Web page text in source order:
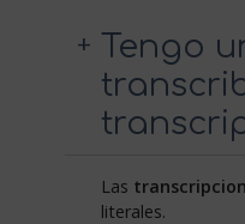
Tengo
Las
literales.